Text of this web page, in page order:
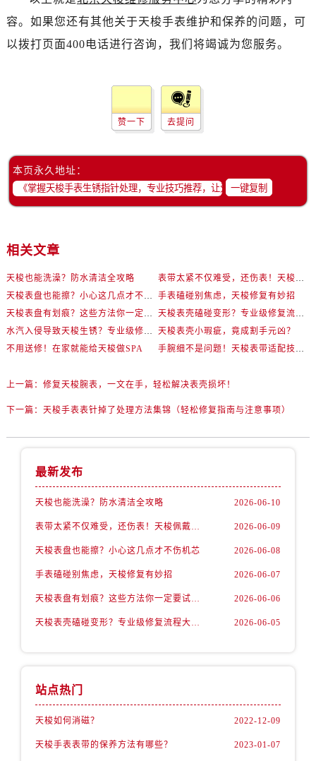
容。如果您还有其他关于天梭手表维护和保养的问题，可
以拨打页面400电话进行咨询，我们将竭诚为您服务。
赞一下 去提问
本页永久地址：
一键复制
相关文章
天梭也能洗澡？防水清洁全攻略
表带太紧不仅难受，还伤表！天梭佩戴优化技巧
天梭表盘也能擦？小心这几点才不伤机芯
手表磕碰别焦虑，天梭修复有妙招
天梭表盘有划痕？这些方法你一定要试试！
天梭表壳磕碰变形？专业级修复流程大公开
水汽入侵导致天梭生锈？专业级修复思路大公开
天梭表壳小瑕疵，竟成割手元凶？
不用送修！在家就能给天梭做SPA
手腕细不是问题！天梭表带适配技巧一次讲透
上一篇： 修复天梭腕表，一文在手，轻松解决表壳损坏！
下一篇： 天梭手表表针掉了处理方法集锦（轻松修复指南与注意事项）
最新发布
天梭也能洗澡？防水清洁全攻略 2026-06-10
表带太紧不仅难受，还伤表！天梭佩戴优化技巧 2026-06-09
天梭表盘也能擦？小心这几点才不伤机芯 2026-06-08
手表磕碰别焦虑，天梭修复有妙招 2026-06-07
天梭表盘有划痕？这些方法你一定要试试！ 2026-06-06
天梭表壳磕碰变形？专业级修复流程大公开 2026-06-05
站点热门
天梭如何消磁？ 2022-12-09
天梭手表表带的保养方法有哪些？ 2023-01-07